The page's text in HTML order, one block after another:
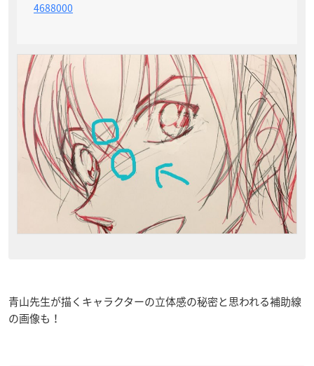
4688000
青山先生が描くキャラクターの立体感の秘密と思われる補助線
の画像も！